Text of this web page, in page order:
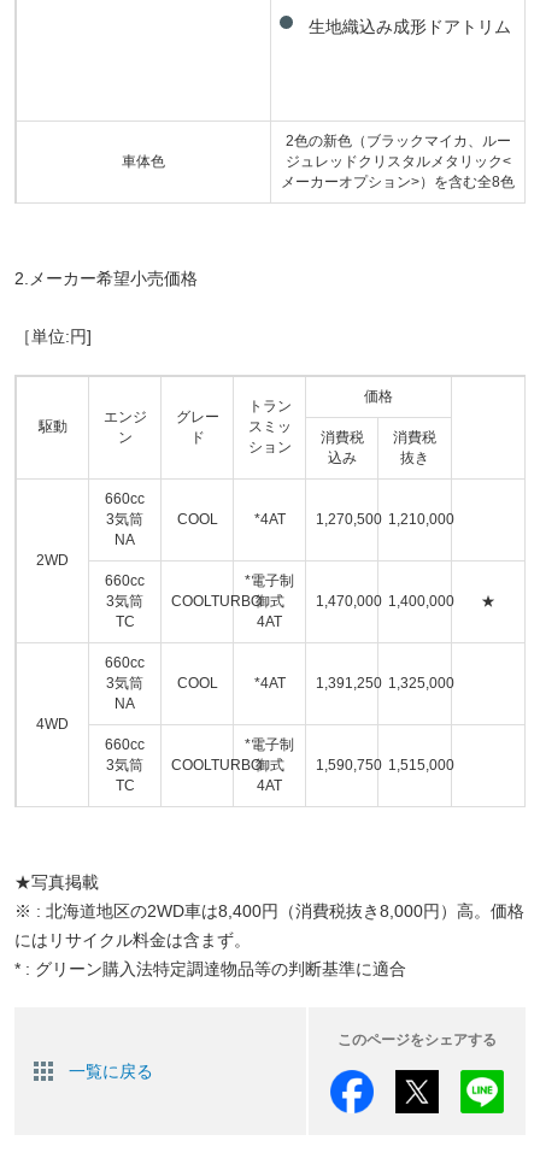
生地織込み成形ドアトリム
車体色
2色の新色（ブラックマイカ、ルー
ジュレッドクリスタルメタリック<
メーカーオプション>）を含む全8色
2.メーカー希望小売価格
［単位:円]
駆動
エンジ
ン
グレー
ド
トラン
スミッ
ション
価格
消費税
込み
消費税
抜き
2WD
660cc
3気筒
NA
COOL *4AT 1,270,500 1,210,000
660cc
3気筒
TC
COOLTURBO
*電子制
御式
4AT
1,470,000 1,400,000 ★
4WD
660cc
3気筒
NA
COOL *4AT 1,391,250 1,325,000
660cc
3気筒
TC
COOLTURBO
*電子制
御式
4AT
1,590,750 1,515,000
★写真掲載
※ : 北海道地区の2WD車は8,400円（消費税抜き8,000円）高。価格
にはリサイクル料金は含まず。
* : グリーン購入法特定調達物品等の判断基準に適合
一覧に戻る
このページをシェアする